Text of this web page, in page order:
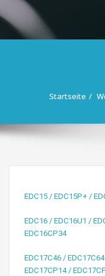
Startseite
EDC15 / EDC15P+ /
EDC16 / EDC16U1 /
EDC16CP34
EDC17C46 /
EDC17CP14 /